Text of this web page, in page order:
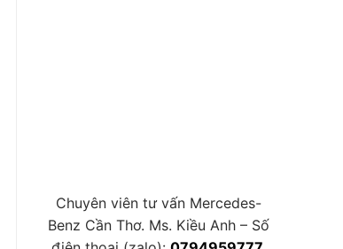
Chuyên viên tư vấn Mercedes-
Benz Cần Thơ. Ms. Kiều Anh – Số